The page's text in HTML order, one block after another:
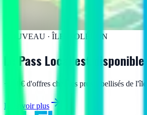
NOUVEAU · ÎLE D'OLÉRON
Le Pass Local est disponible
+150€ d'offres chez les pros labellisés de l'île.
En savoir plus